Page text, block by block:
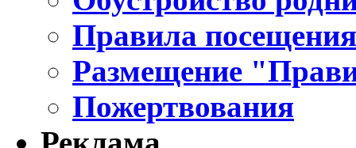
Правила
Размещение
Пожертвования